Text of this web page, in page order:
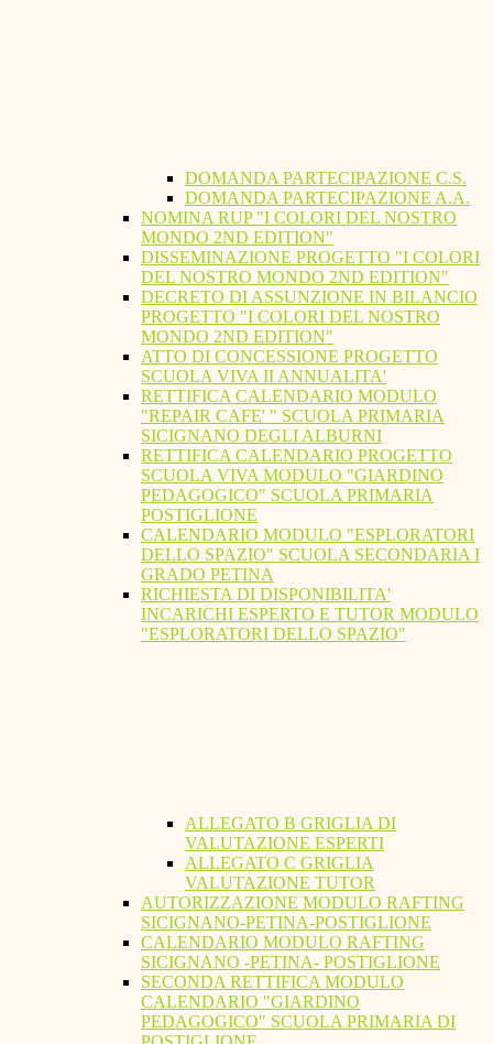
DOMANDA PARTECIPAZIONE C.S.
DOMANDA PARTECIPAZIONE A.A.
NOMINA RUP "I COLORI DEL NOSTRO
MONDO 2ND EDITION"
DISSEMINAZIONE PROGETTO "I COLORI
DEL NOSTRO MONDO 2ND EDITION"
DECRETO DI ASSUNZIONE IN BILANCIO
PROGETTO "I COLORI DEL NOSTRO
MONDO 2ND EDITION"
ATTO DI CONCESSIONE PROGETTO
SCUOLA VIVA II ANNUALITA'
RETTIFICA CALENDARIO MODULO
"REPAIR CAFE' " SCUOLA PRIMARIA
SICIGNANO DEGLI ALBURNI
RETTIFICA CALENDARIO PROGETTO
SCUOLA VIVA MODULO "GIARDINO
PEDAGOGICO" SCUOLA PRIMARIA
POSTIGLIONE
CALENDARIO MODULO "ESPLORATORI
DELLO SPAZIO" SCUOLA SECONDARIA I
GRADO PETINA
RICHIESTA DI DISPONIBILITA'
INCARICHI ESPERTO E TUTOR MODULO
"ESPLORATORI DELLO SPAZIO"
ALLEGATO B GRIGLIA DI
VALUTAZIONE ESPERTI
ALLEGATO C GRIGLIA
VALUTAZIONE TUTOR
AUTORIZZAZIONE MODULO RAFTING
SICIGNANO-PETINA-POSTIGLIONE
CALENDARIO MODULO RAFTING
SICIGNANO -PETINA- POSTIGLIONE
SECONDA RETTIFICA MODULO
CALENDARIO "GIARDINO
PEDAGOGICO" SCUOLA PRIMARIA DI